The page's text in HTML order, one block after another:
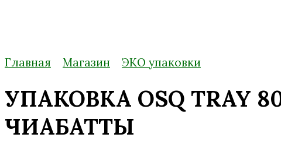
Главная Магазин ЭКО упаковки
УПАКОВКА OSQ TRAY
ЧИАБАТТЫ